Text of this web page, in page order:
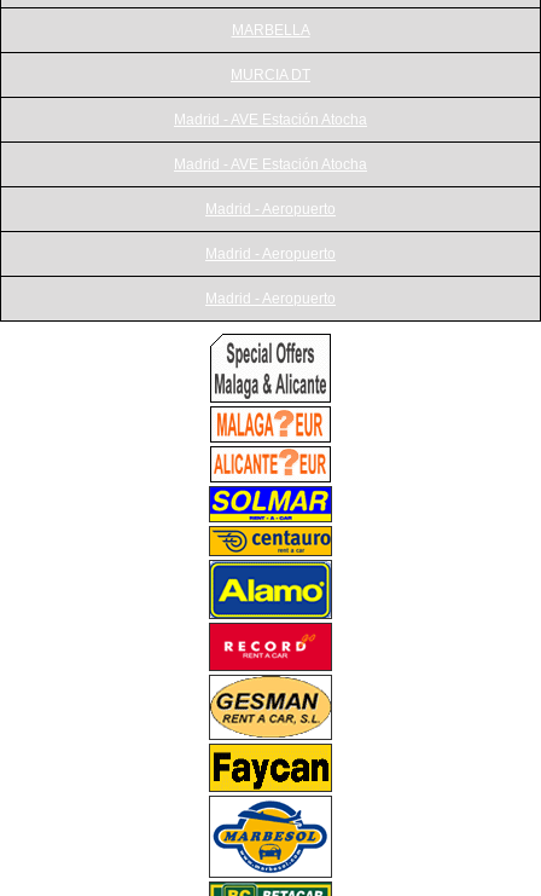
MARBELLA
MURCIA DT
Madrid - AVE Estación Atocha
Madrid - AVE Estación Atocha
Madrid - Aeropuerto
Madrid - Aeropuerto
Madrid - Aeropuerto